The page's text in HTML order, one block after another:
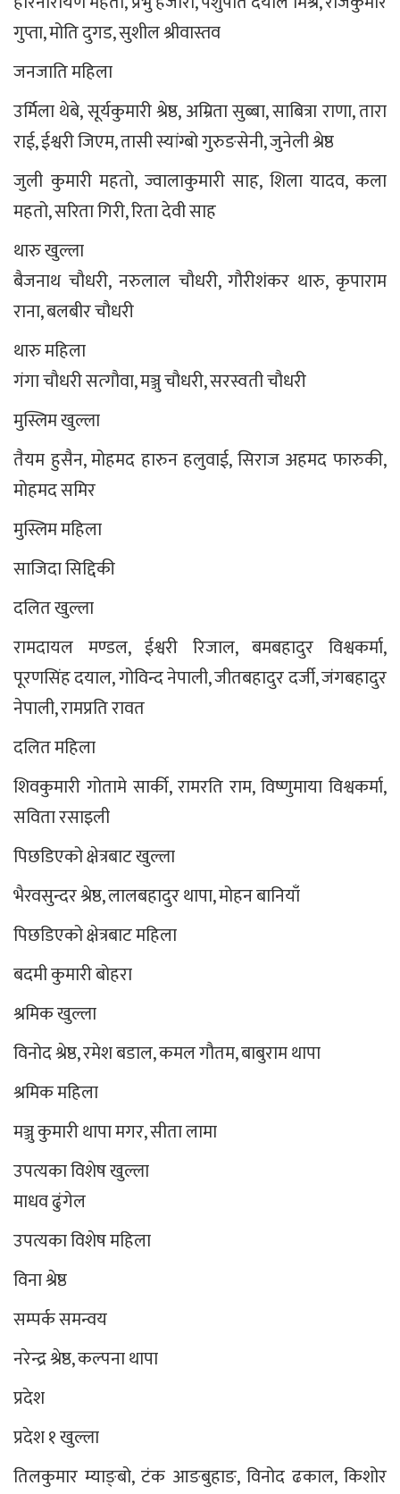
गुप्ता, मोति दुगड, सुशील श्रीवास्तव
जनजाति महिला
उर्मिला थेबे, सूर्यकुमारी श्रेष्ठ, अम्रिता सुब्बा, साबित्रा राणा, तारा
राई, ईश्वरी जिएम, तासी स्यांग्बो गुरुङसेनी, जुनेली श्रेष्ठ
जुली कुमारी महतो, ज्वालाकुमारी साह, शिला यादव, कला
महतो, सरिता गिरी, रिता देवी साह
थारु खुल्ला
बैजनाथ चौधरी, नरुलाल चौधरी, गौरीशंकर थारु, कृपाराम
राना, बलबीर चौधरी
थारु महिला
गंगा चौधरी सत्गौवा, मञ्जु चौधरी, सरस्वती चौधरी
मुस्लिम खुल्ला
तैयम हुसैन, मोहमद हारुन हलुवाई, सिराज अहमद फारुकी,
मोहमद समिर
मुस्लिम महिला
साजिदा सिद्दिकी
​दलित खुल्ला
रामदायल मण्डल, ईश्वरी रिजाल, बमबहादुर विश्वकर्मा,
पूरणसिंह दयाल, गोविन्द नेपाली, जीतबहादुर दर्जी, जंगबहादुर
नेपाली, रामप्रति रावत
दलित महिला
शिवकुमारी गोतामे सार्की, रामरति राम, विष्णुमाया विश्वकर्मा,
सविता रसाइली
पिछडिएको क्षेत्रबाट खुल्ला
भैरवसुन्दर श्रेष्ठ, लालबहादुर थापा, मोहन बानियाँ
पिछडिएको क्षेत्रबाट महिला
बदमी कुमारी बोहरा
श्रमिक खुल्ला
विनोद श्रेष्ठ, रमेश बडाल, कमल गौतम, बाबुराम थापा
श्रमिक महिला
मञ्जु कुमारी थापा मगर, सीता लामा
उपत्यका विशेष खुल्ला
माधव ढुंगेल
उपत्यका विशेष महिला
विना श्रेष्ठ
सम्पर्क समन्वय
नरेन्द्र श्रेष्ठ, कल्पना थापा
प्रदेश
प्रदेश १ खुल्ला
तिलकुमार म्याङ्बो, टंक आङबुहाङ, विनोद ढकाल, किशोर